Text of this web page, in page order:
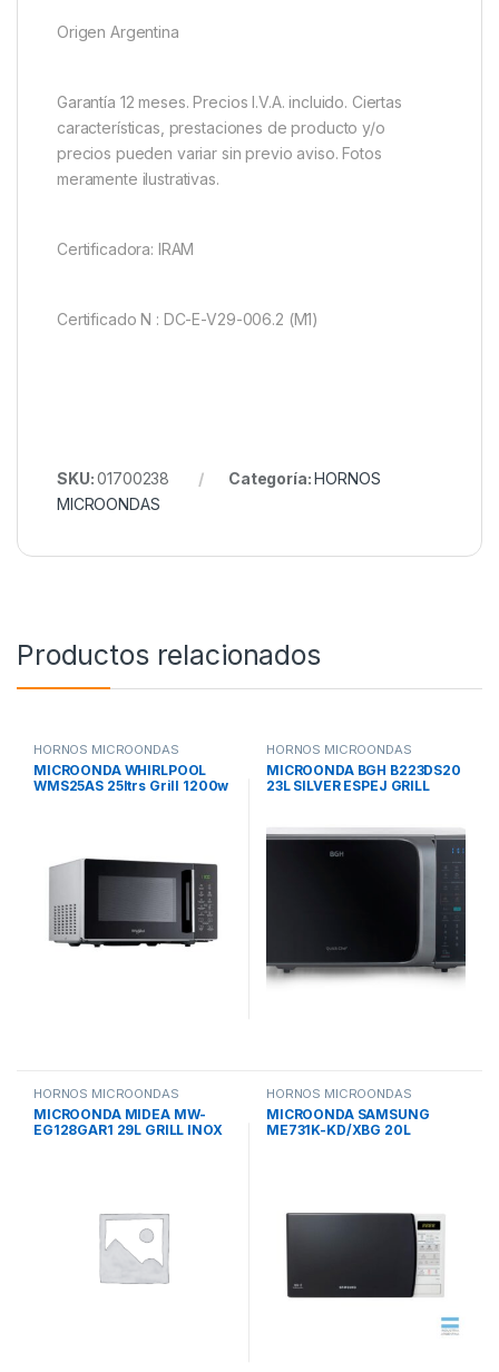
Origen Argentina
Garantía 12 meses. Precios I.V.A. incluido. Ciertas
características, prestaciones de producto y/o
precios pueden variar sin previo aviso. Fotos
meramente ilustrativas.
Certificadora: IRAM
Certificado N : DC-E-V29-006.2 (M1)
SKU:01700238 Categoría:HORNOS
MICROONDAS
Productos relacionados
HORNOS MICROONDAS
MICROONDA WHIRLPOOL
WMS25AS 25ltrs Grill 1200w
HORNOS MICROONDAS
MICROONDA BGH B223DS20
23L SILVER ESPEJ GRILL
HORNOS MICROONDAS
MICROONDA MIDEA MW-
EG128GAR1 29L GRILL INOX
HORNOS MICROONDAS
MICROONDA SAMSUNG
ME731K-KD/XBG 20L